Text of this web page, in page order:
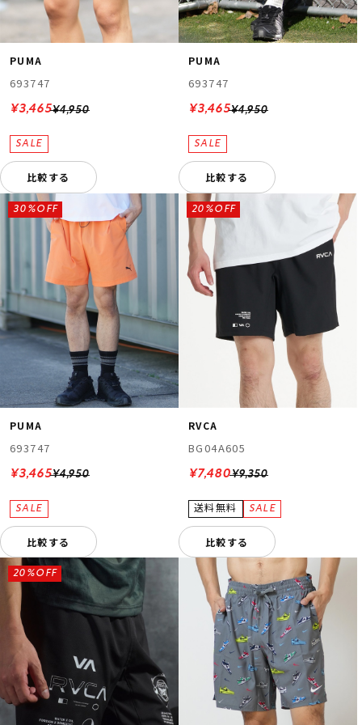
PUMA
693747
¥4,950
¥3,465
比較する
PUMA
693747
¥4,950
¥3,465
比較する
PUMA
693747
¥4,950
30%OFF
¥3,465
比較する
RVCA
BG04A605
¥9,350
20%OFF
¥7,480
比較する
20%OFF